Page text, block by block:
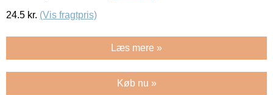
24.5 kr. (Vis fragtpris)
Læs mere »
Køb nu »